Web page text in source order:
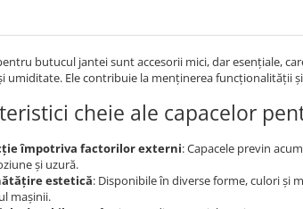
butucul jantei sunt accesorii mici, dar esențiale,
umiditate. Ele contribuie la menținerea funcționalității
cheie ale capacelor
împotriva factorilor externi: Capacele previn
și uzură.
estetică: Disponibile în diverse forme, culori și
mașinii.